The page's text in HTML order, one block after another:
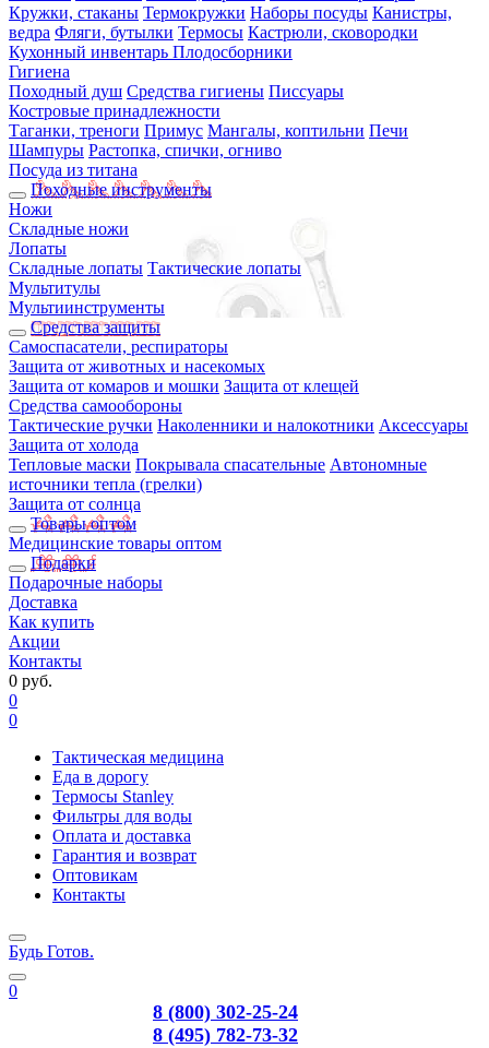
Кружки, стаканы Термокружки Наборы посуды Канистры,
ведра Фляги, бутылки Термосы Кастрюли, сковородки
Кухонный инвентарь Плодосборники
Гигиена
Походный душ Средства гигиены Писсуары
Костровые принадлежности
Таганки, треноги Примус Мангалы, коптильни Печи
Шампуры Растопка, спички, огниво
Посуда из титана
Походные инструменты
Ножи
Складные ножи
Лопаты
Складные лопаты Тактические лопаты
Мультитулы
Мультиинструменты
Средства защиты
Самоспасатели, респираторы
Защита от животных и насекомых
Защита от комаров и мошки Защита от клещей
Средства самообороны
Тактические ручки Наколенники и налокотники Аксессуары
Защита от холода
Тепловые маски Покрывала спасательные Автономные
источники тепла (грелки)
Защита от солнца
Товары оптом
Медицинские товары оптом
Подарки
Подарочные наборы
Доставка
Как купить
Акции
Контакты
0 руб.
0
0
Тактическая медицина
Еда в дорогу
Термосы Stanley
Фильтры для воды
Оплата и доставка
Гарантия и возврат
Оптовикам
Контакты
Будь Готов.
0
8 (800) 302-25-24
8 (495) 782-73-32